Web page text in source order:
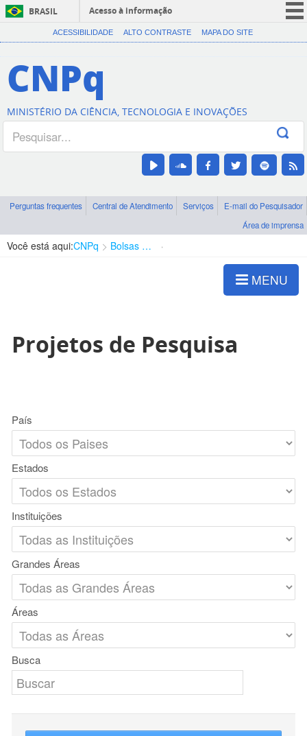
BRASIL
Acesso à informação
CORONAVÍRUS (COVID-19)
Canais
ACESSIBILIDADE ALTO CONTRASTE MAPA DO SITE
CNPq
MINISTÉRIO DA CIÊNCIA, TECNOLOGIA E INOVAÇÕES
Perguntas frequentes Central de Atendimento Serviços
E-mail do Pesquisador
Área de imprensa
Você está aqui:CNPq Bolsas e Auxílios Vigentes
MENU
Projetos de Pesquisa
País
Estados
Instituições
Grandes Áreas
Áreas
Busca